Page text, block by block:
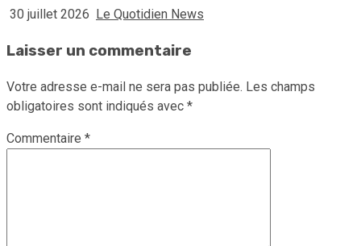
30 juillet 2026 Le Quotidien News
Laisser un commentaire
Votre adresse e-mail ne sera pas publiée. Les champs
obligatoires sont indiqués avec *
Commentaire *